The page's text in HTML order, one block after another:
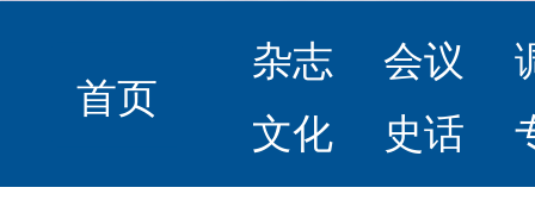
首页
杂志 会议
文化
史话